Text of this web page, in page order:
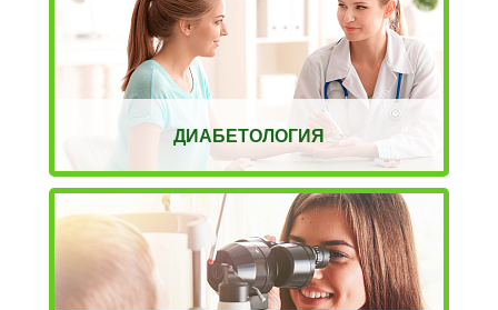
ДИАБЕТОЛОГИЯ